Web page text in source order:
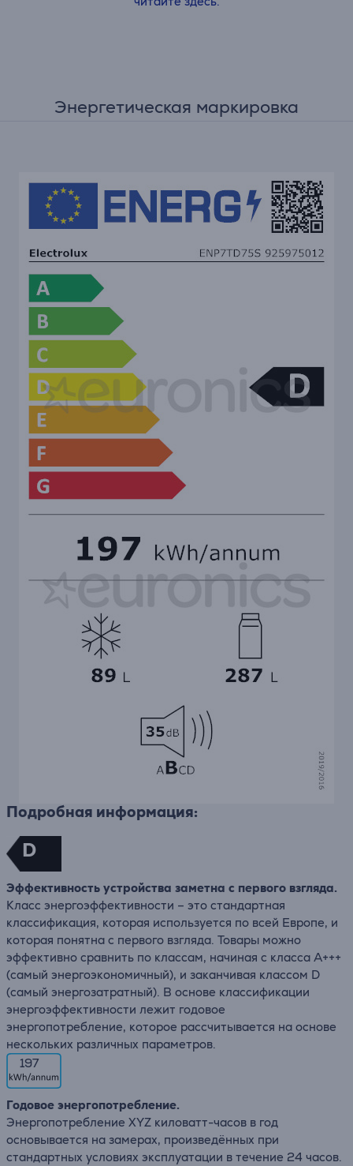
Энергетическая маркировка
Подробная информация:
D
Эффективность устройства заметна с первого взгляда.
Класс энергоэффективности – это стандартная
классификация, которая используется по всей Европе, и
которая понятна с первого взгляда. Товары можно
эффективно сравнить по классам, начиная с класса A+++
(самый энергоэкономичный), и заканчивая классом D
(самый энергозатратный). В основе классификации
энергоэффективности лежит годовое
энергопотребление, которое рассчитывается на основе
нескольких различных параметров.
197
Годовое энергопотребление.
Энергопотребление XYZ киловатт-часов в год
основывается на замерах, произведённых при
стандартных условиях эксплуатации в течение 24 часов.